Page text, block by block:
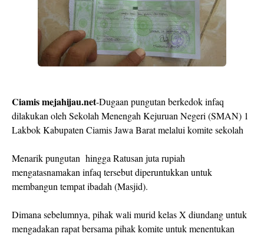
Ciamis mejahijau.net-Dugaan pungutan berkedok infaq
dilakukan oleh Sekolah Menengah Kejuruan Negeri (SMAN) 1
Lakbok Kabupaten Ciamis Jawa Barat melalui komite sekolah
Menarik pungutan hingga Ratusan juta rupiah
mengatasnamakan infaq tersebut diperuntukkan untuk
membangun tempat ibadah (Masjid).
Dimana sebelumnya, pihak wali murid kelas X diundang untuk
mengadakan rapat bersama pihak komite untuk menentukan